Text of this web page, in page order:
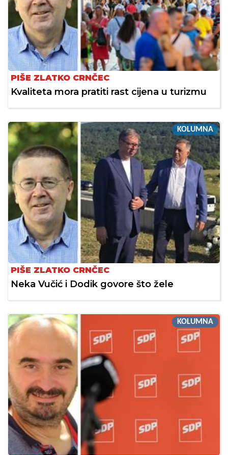
PIŠE ZLATKO CRNČEC
Kvaliteta mora pratiti rast cijena u turizmu
KOLUMNA
PIŠE ZLATKO CRNČEC
Neka Vučić i Dodik govore što žele
KOLUMNA